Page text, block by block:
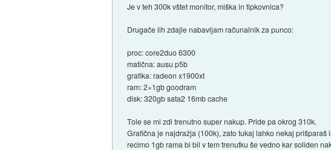
Je v teh 300k vštet monitor, miška in tipkovnica?
Drugače lih zdajle nabavljam računalnik za punco:
proc: core2duo 6300
matična: ausu p5b
grafika: radeon x1900xt
ram: 2×1gb goodram
disk: 320gb sata2 16mb cache
Tole se mi zdi trenutno super nakup. Pride pa okrog 310k.
Grafična je najdražja (100k), zato tukaj lahko nekaj
recimo 1gb rama bi bil v tem trenutku še vedno kar soliden